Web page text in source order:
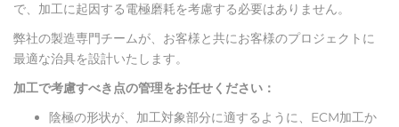
で、加工に起因する電極磨耗を考慮する必要はありません。
弊社の製造専門チームが、お客様と共にお客様のプロジェクトに
最適な治具を設計いたします。
加工で考慮すべき点の管理をお任せください：
陰極の形状が、加工対象部分に適するように、ECM加工か